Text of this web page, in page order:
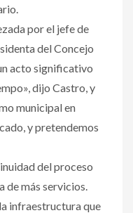
por el jefe de
del Concejo
acto significativo
dijo Castro, y
municipal en
y pretendemos
del proceso
más servicios.
infraestructura que